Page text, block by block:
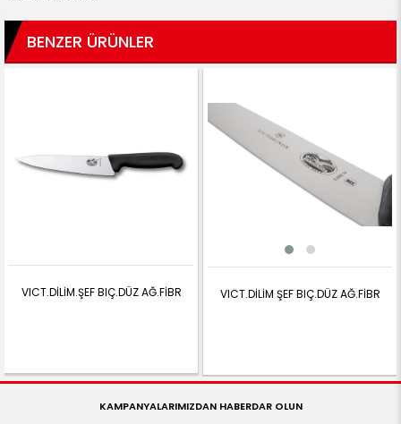
BENZER ÜRÜNLER
VICT.DİLİM.ŞEF BIÇ.DÜZ AĞ.FİBR VICT.DİLİM ŞEF BIÇ.DÜZ AĞ.FİBR
KAMPANYALARIMIZDAN HABERDAR OLUN